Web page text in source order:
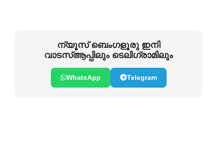
ന്യൂസ് ബെംഗളൂരു ഇനി
വാടസ്ആപ്പിലും ടെലിഗ്രാമിലും
WhatsApp Telegram